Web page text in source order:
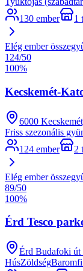
130 ember
1
Elég ember
124/50
100%
Kecskemét-
6000
Friss szezonális
124 ember
2
Elég ember
89/50
100%
Érd Tesco
Érd Budafoki út
HúsZöldség